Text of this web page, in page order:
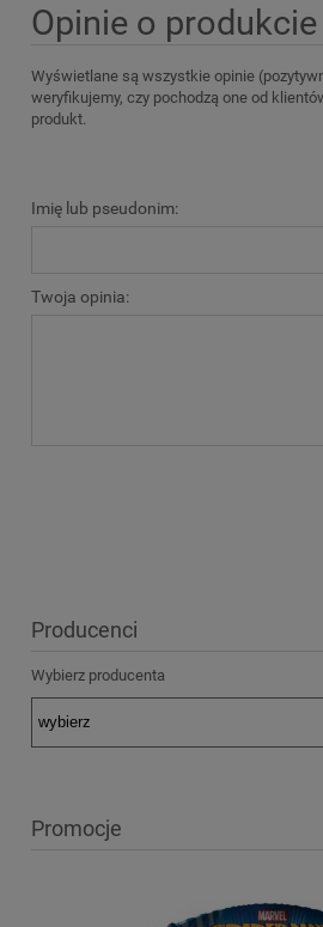
Opinie o
Wyświetlane są wszystkie opinie
weryfikujemy, czy pochodzą one od
produkt.
Imię lub pseudonim:
Twoja opinia:
Producenci
Wybierz producenta
Promocje